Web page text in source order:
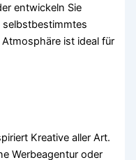
entwickeln Sie
ist ideal für
Kreative aller Art.
Werbeagentur oder